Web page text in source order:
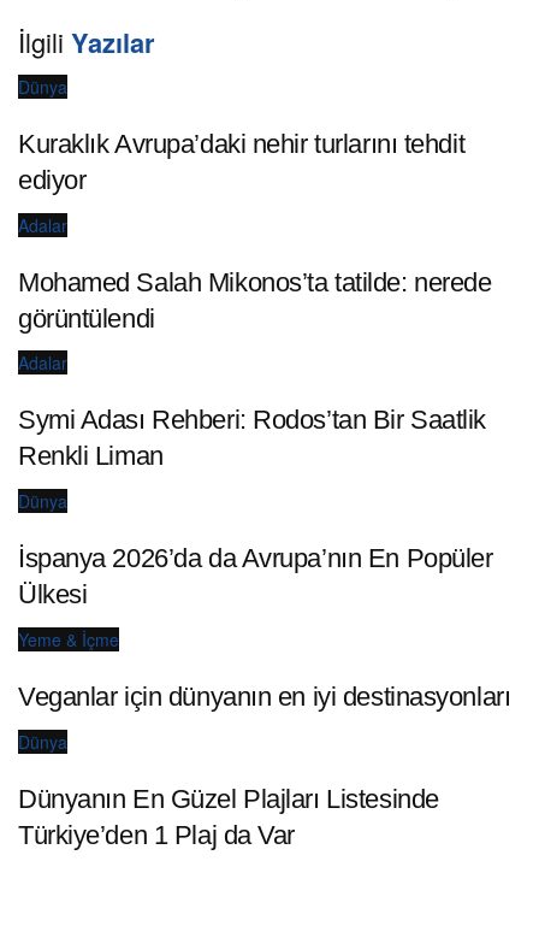
İlgili Yazılar
Dünya
Kuraklık Avrupa’daki nehir turlarını tehdit
ediyor
Adalar
Mohamed Salah Mikonos’ta tatilde: nerede
görüntülendi
Adalar
Symi Adası Rehberi: Rodos’tan Bir Saatlik
Renkli Liman
Dünya
İspanya 2026’da da Avrupa’nın En Popüler
Ülkesi
Yeme & İçme
Veganlar için dünyanın en iyi destinasyonları
Dünya
Dünyanın En Güzel Plajları Listesinde
Türkiye’den 1 Plaj da Var